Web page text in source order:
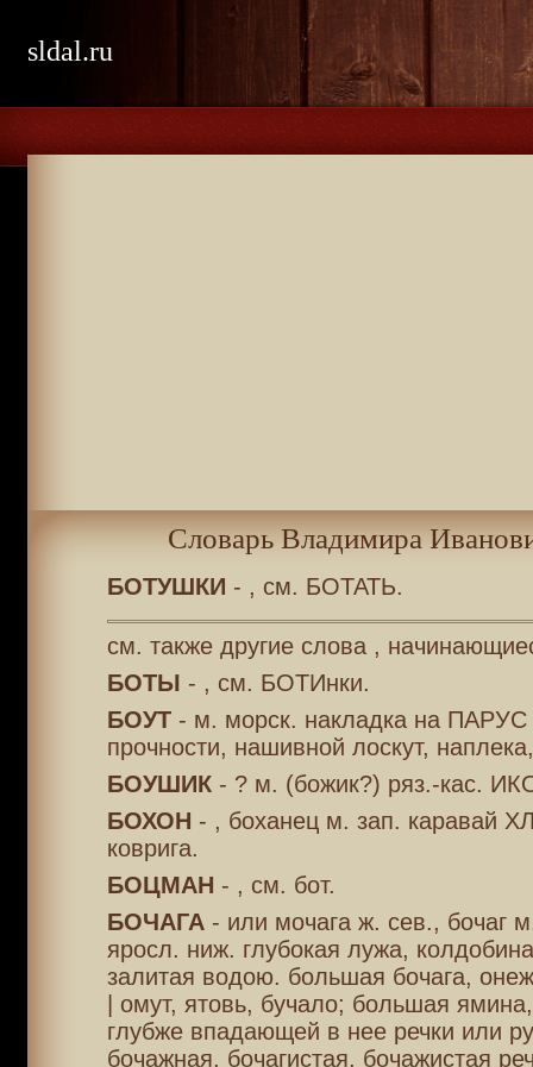
sldal.ru
Словарь Владимира
БОТУШКИ - , см. БОТАТЬ.
см. также другие слова ,
БОТЫ - , см. БОТИнки.
БОУТ- м. морск. накладка на ПАРУС
прочности, нашивной лоскут,
БОУШИК- ? м. (божик?) ряз.-кас.
БОХОН - , боханец м. зап. каравай
коврига.
БОЦМАН - , см. бот.
БОЧАГА- или мочага ж. сев., бочаг
яросл. ниж. глубокая лужа,
залитая водою. большая бочага,
| омут, ятовь, бучало; большая
глубже впадающей в нее речки или
бочажная, бочагистая, бочажистая